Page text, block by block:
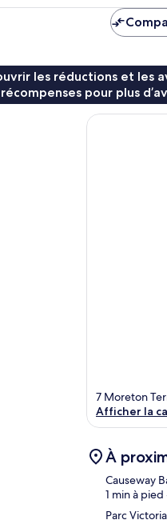
de
56
les réductions et les
pour plus
7 Moreton
Afficher la
À
Causeway
1 min à pied
Parc Victoria